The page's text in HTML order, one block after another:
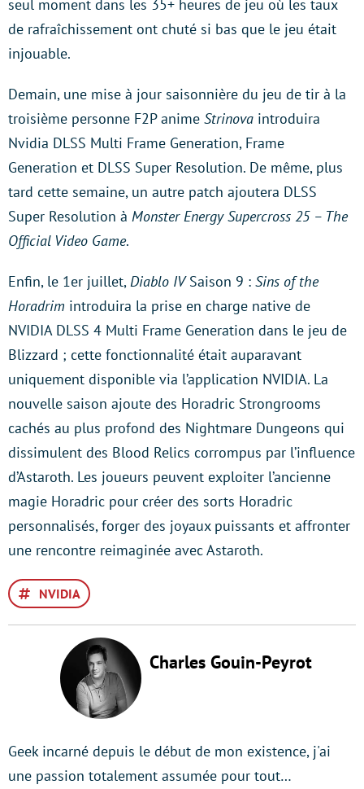
seul moment dans les 35+ heures de jeu où les taux
de rafraîchissement ont chuté si bas que le jeu était
injouable.
Demain, une mise à jour saisonnière du jeu de tir à la
troisième personne F2P anime Strinova introduira
Nvidia DLSS Multi Frame Generation, Frame
Generation et DLSS Super Resolution. De même, plus
tard cette semaine, un autre patch ajoutera DLSS
Super Resolution à Monster Energy Supercross 25 – The
Official Video Game.
Enfin, le 1er juillet,Diablo IVSaison 9 : Sins of the
Horadrim introduira la prise en charge native de
NVIDIA DLSS 4 Multi Frame Generation dans le jeu de
Blizzard ; cette fonctionnalité était auparavant
uniquement disponible via l’application NVIDIA. La
nouvelle saison ajoute des Horadric Strongrooms
cachés au plus profond des Nightmare Dungeons qui
dissimulent des Blood Relics corrompus par l’influence
d’Astaroth. Les joueurs peuvent exploiter l’ancienne
magie Horadric pour créer des sorts Horadric
personnalisés, forger des joyaux puissants et affronter
une rencontre reimaginée avec Astaroth.
NVIDIA
Charles Gouin-Peyrot
Geek incarné depuis le début de mon existence, j'ai
une passion totalement assumée pour tout…